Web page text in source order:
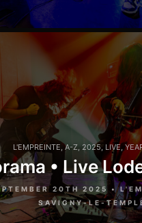
L'EMPREINTE ,A-Z 2025 LIVE,
• Live
20TH 2025 •
SAVIGNY-LE-